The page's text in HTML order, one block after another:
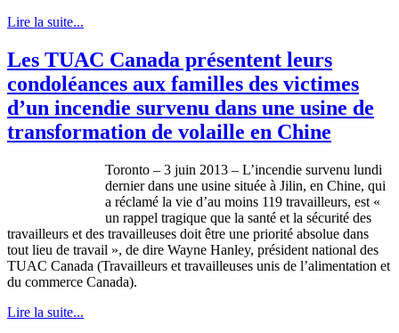
Lire la suite...
Les TUAC Canada présentent leurs
condoléances aux familles des victimes
d’un incendie survenu dans une usine de
transformation de volaille en Chine
Toronto – 3 juin 2013 – L’incendie survenu lundi
dernierdans une usine située à Jilin, en Chine, qui
a réclamé la vie d’au moins 119 travailleurs, est «
un rappel tragique que la santé et la sécurité des
travailleurs et des travailleuses doit être une priorité absolue dans
tout lieu de travail », de dire Wayne Hanley, président national des
TUAC Canada (Travailleurs et travailleuses unis de l’alimentation et
du commerce Canada).
Lire la suite...